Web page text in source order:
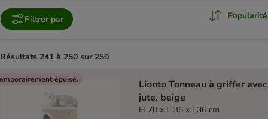
Filtrer par Popularité
Résultats 241 à 250 sur 250
product items have been changed
épuisé.
Lionto Tonneau à griffer avec
jute, beige
H 70 x L 36 x l 36 cm